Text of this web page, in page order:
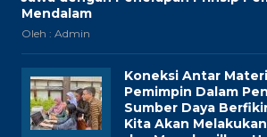
Mendalam
Oleh : Admin
Koneksi Antar
Pemimpin Dalam
Sumber Daya
Kita Akan